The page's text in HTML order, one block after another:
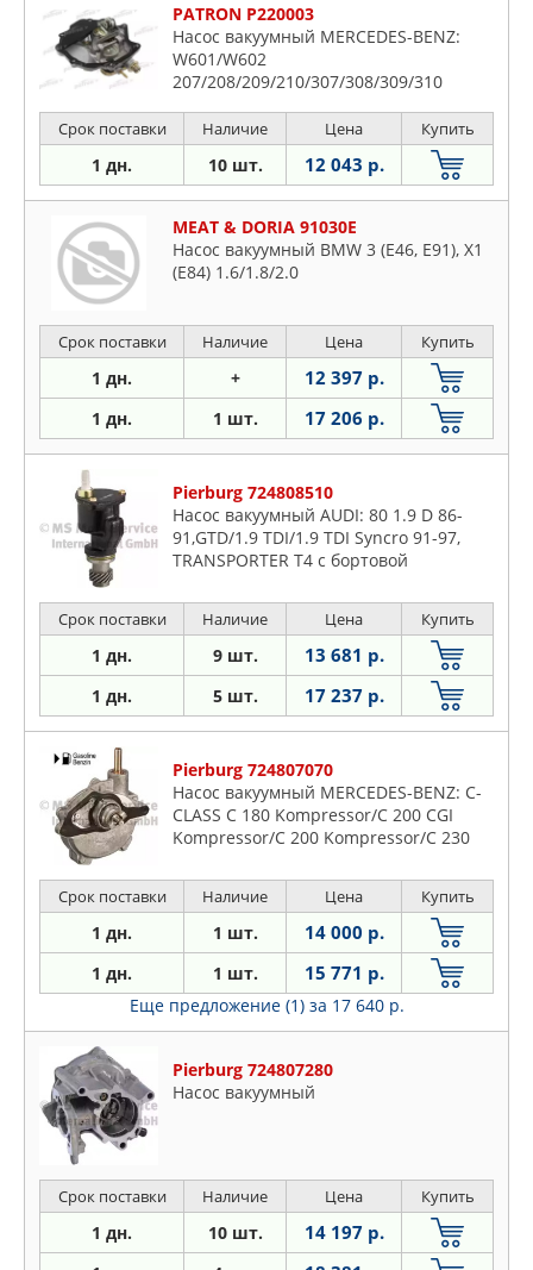
PATRON P220003
Насос вакуумный MERCEDES-BENZ:
W601/W602
207/208/209/210/307/308/309/310
W901/W902 SPRINTER (208-216) 01/95-
07/06
Срок поставки Наличие Цена Купить
1 дн. 10 шт. 12 043 р.
MEAT & DORIA 91030E
Насос вакуумный BMW 3 (E46, E91), X1
(E84) 1.6/1.8/2.0
Срок поставки Наличие Цена Купить
1 дн. + 12 397 р.
1 дн. 1 шт. 17 206 р.
Pierburg 724808510
Насос вакуумный AUDI: 80 1.9 D 86-
91,GTD/1.9 TDI/1.9 TDI Syncro 91-97,
TRANSPORTER T4 c бортовой
TRANSPORTER T4 автобус 1.9 D/1.9
Срок поставки Наличие Цена Купить
1 дн. 9 шт. 13 681 р.
1 дн. 5 шт. 17 237 р.
Pierburg 724807070
Насос вакуумный MERCEDES-BENZ: C-
CLASS C 180 Kompressor/C 200 CGI
Kompressor/C 200 Kompressor/C 230
180 Kompressor/C 200 CG
Срок поставки Наличие Цена Купить
1 дн. 1 шт. 14 000 р.
1 дн. 1 шт. 15 771 р.
Еще предложение (1) за 17 640 р.
Pierburg 724807280
Насос вакуумный
Срок поставки Наличие Цена Купить
1 дн. 10 шт. 14 197 р.